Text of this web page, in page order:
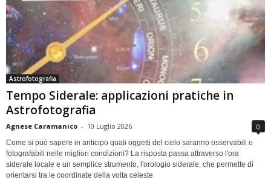
Astrofotografia
Tempo Siderale: applicazioni pratiche in
Astrofotografia
Agnese Caramanico - 10 Luglio 2026 0
Come si può sapere in anticipo quali oggetti del cielo saranno osservabili o
fotografabili nelle migliori condizioni? La risposta passa attraverso l'ora
siderale locale e un semplice strumento, l'orologio siderale, che permette di
orientarsi tra le coordinate della volta celeste